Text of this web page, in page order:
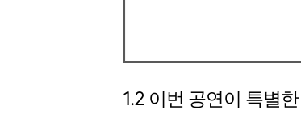
1.2 이번 공연이 특별